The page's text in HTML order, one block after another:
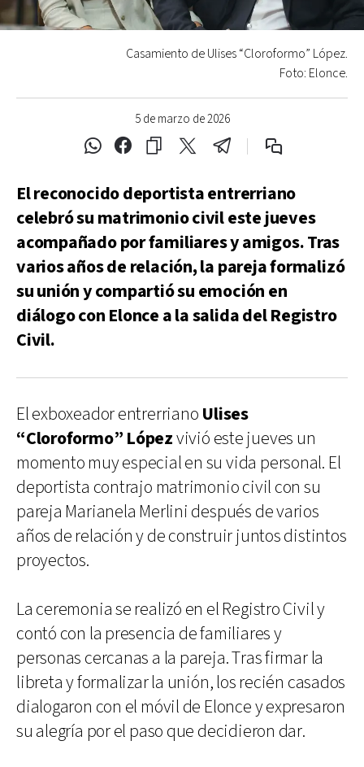
5 de marzo de 2026
Casamiento de Ulises “Cloroformo” López.
Foto: Elonce.
El reconocido deportista entrerriano
celebró su matrimonio civil este jueves
acompañado por familiares y amigos. Tras
varios años de relación, la pareja formalizó
su unión y compartió su emoción en
diálogo con Elonce a la salida del Registro
Civil.
El exboxeador entrerriano Ulises
“Cloroformo” Lópezvivió este jueves un
momento muy especial en su vida personal. El
deportista contrajo matrimonio civil con su
pareja Marianela Merlini después de varios
años de relación y de construir juntos distintos
proyectos.
La ceremonia se realizó en el Registro Civil y
contó con la presencia de familiares y
personas cercanas a la pareja. Tras firmar la
libreta y formalizar la unión, los recién casados
dialogaron con el móvil de Elonce y expresaron
su alegría por el paso que decidieron dar.